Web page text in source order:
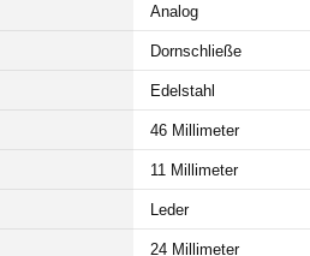
Analog
Dornschließe
Edelstahl
46 Millimeter
11 Millimeter
Leder
24 Millimeter